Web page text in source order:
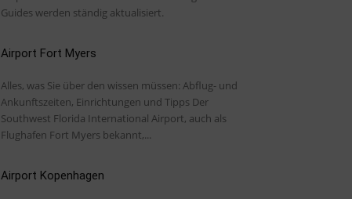
Guides werden ständig aktualisiert.
Airport Fort Myers
Alles, was Sie über den wissen müssen: Abflug- und
Ankunftszeiten, Einrichtungen und Tipps Der
Southwest Florida International Airport, auch als
Flughafen Fort Myers bekannt,...
Airport Kopenhagen